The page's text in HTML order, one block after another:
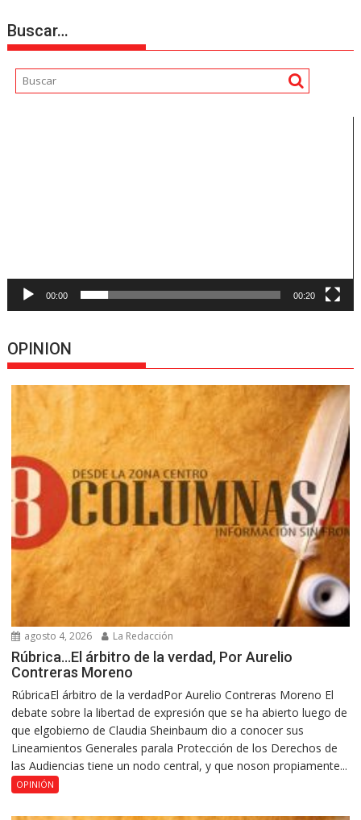
Buscar…
00:00 00:20
OPINION
agosto 4, 2026 La Redacción
Rúbrica…El árbitro de la verdad, Por Aurelio
Contreras Moreno
RúbricaEl árbitro de la verdadPor Aurelio Contreras Moreno El
debate sobre la libertad de expresión que se ha abierto luego de
que elgobierno de Claudia Sheinbaum dio a conocer sus
Lineamientos Generales parala Protección de los Derechos de
las Audiencias tiene un nodo central, y que noson propiamente...
OPINIÓN